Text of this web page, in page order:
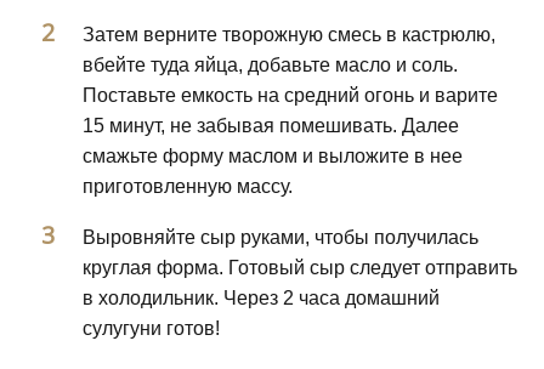
Затем верните творожную смесь в кастрюлю,
вбейте туда яйца, добавьте масло и соль.
Поставьте емкость на средний огонь и варите
15 минут, не забывая помешивать. Далее
смажьте форму маслом и выложите в нее
приготовленную массу.
Выровняйте сыр руками, чтобы получилась
круглая форма. Готовый сыр следует отправить
в холодильник. Через 2 часа домашний
сулугуни готов!